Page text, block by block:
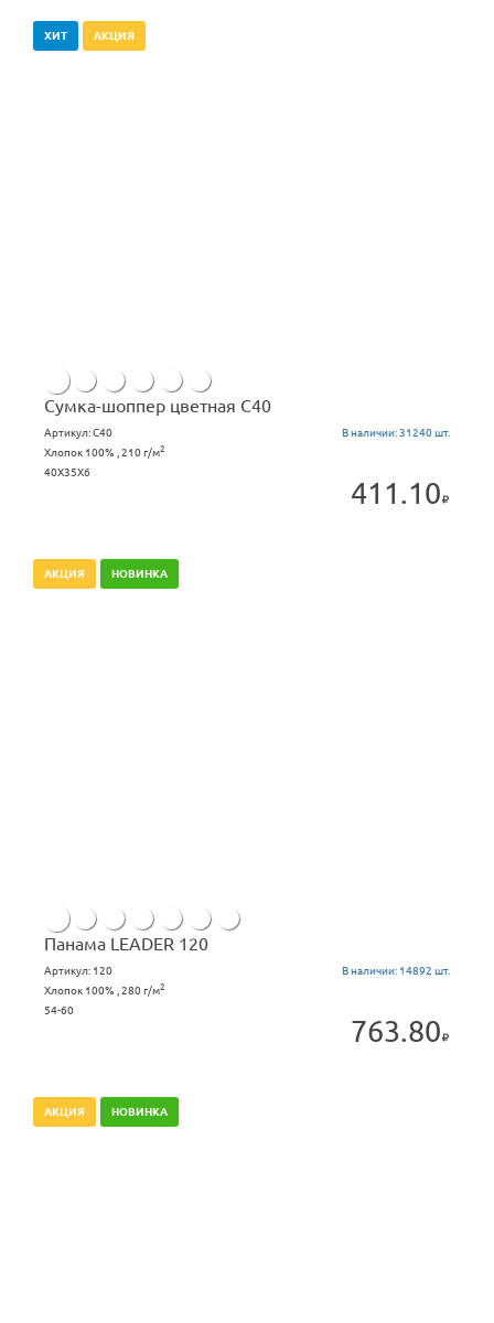
ХИТ АКЦИЯ
Сумка-шоппер цветная С40
Артикул:C40 В наличии:31240 шт.
Хлопок 100% , 210 г/м2
40X35X6
411.10
АКЦИЯ НОВИНКА
Панама LEADER 120
Артикул: 120 В наличии: 14892 шт.
Хлопок 100% , 280 г/м2
54-60
763.80
АКЦИЯ НОВИНКА